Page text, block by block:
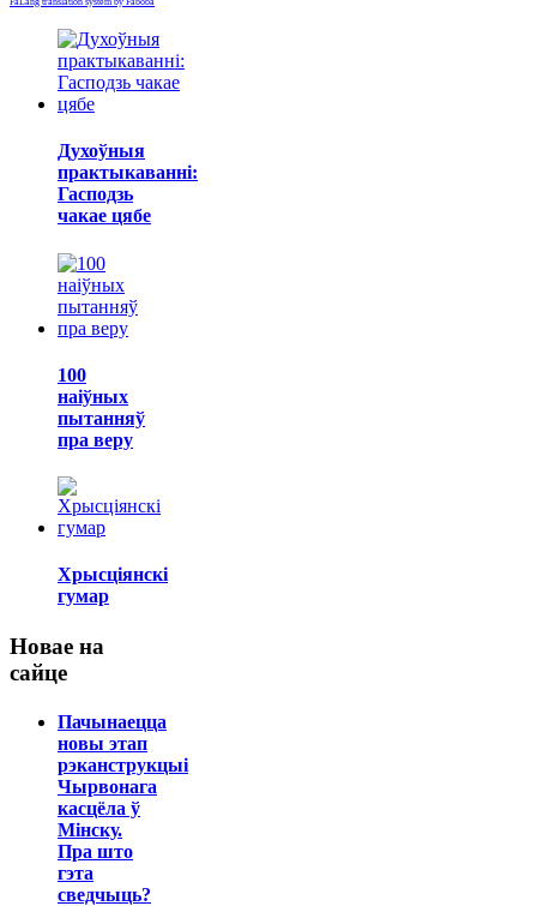
Духоўныя
практыкаванні:
Гасподзь
чакае цябе
100
наіўных
пытанняў
пра веру
Хрысціянскі
гумар
Новае на
сайце
Пачынаецца
новы этап
рэканструкцыі
Чырвонага
касцёла ў
Мінску.
Пра што
гэта
сведчыць?